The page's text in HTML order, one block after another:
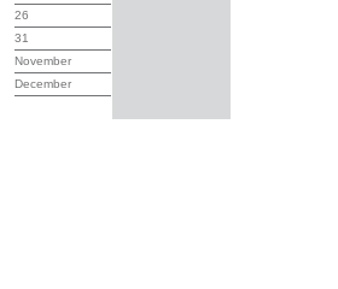
26
31
November
December